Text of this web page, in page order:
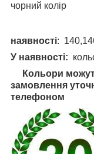
наявності:
У наявності:
Кольори
замовлення
телефоном